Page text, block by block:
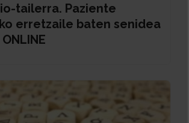
tailerra. Paziente
erretzaile baten senidea